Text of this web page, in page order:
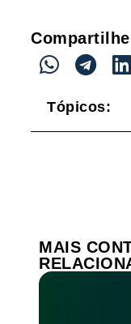
Tópicos:
MAIS